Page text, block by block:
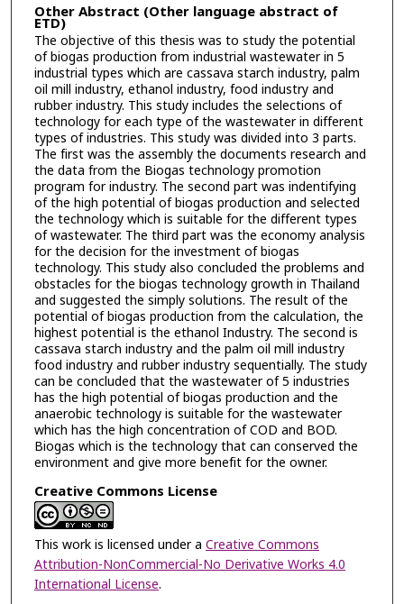
Other Abstract (Other language abstract of
ETD)
The objective of this thesis was to study the potential
of biogas production from industrial wastewater in 5
industrial types which are cassava starch industry, palm
oil mill industry, ethanol industry, food industry and
rubber industry. This study includes the selections of
technology for each type of the wastewater in different
types of industries. This study was divided into 3 parts.
The first was the assembly the documents research and
the data from the Biogas technology promotion
program for industry. The second part was indentifying
of the high potential of biogas production and selected
the technology which is suitable for the different types
of wastewater. The third part was the economy analysis
for the decision for the investment of biogas
technology. This study also concluded the problems and
obstacles for the biogas technology growth in Thailand
and suggested the simply solutions. The result of the
potential of biogas production from the calculation, the
highest potential is the ethanol Industry. The second is
cassava starch industry and the palm oil mill industry
food industry and rubber industry sequentially. The study
can be concluded that the wastewater of 5 industries
has the high potential of biogas production and the
anaerobic technology is suitable for the wastewater
which has the high concentration of COD and BOD.
Biogas which is the technology that can conserved the
environment and give more benefit for the owner.
Creative Commons License
This work is licensed under a Creative Commons
Attribution-NonCommercial-No Derivative Works 4.0
International License.